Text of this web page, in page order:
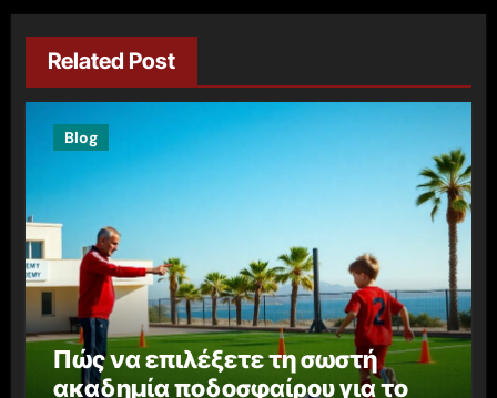
Related Post
Blog
Πώς να επιλέξετε τη σωστή
ακαδημία ποδοσφαίρου για το